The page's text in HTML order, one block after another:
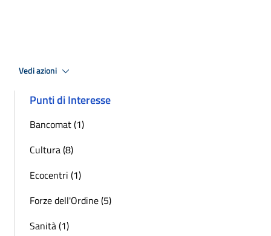
Vedi azioni
Punti di Interesse
Bancomat (1)
Cultura (8)
Ecocentri (1)
Forze dell'Ordine (5)
Sanità (1)